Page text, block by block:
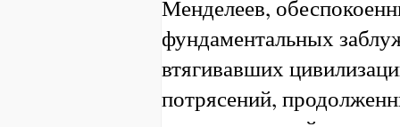
Менделеев,
фундаментальных
втягивавших
потрясений,